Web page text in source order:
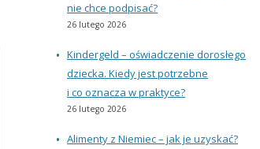
nie chce podpisać?
26 lutego 2026
Kindergeld – oświadczenie dorosłego
dziecka. Kiedy jest potrzebne
i co oznacza w praktyce?
26 lutego 2026
Alimenty z Niemiec – jak je uzyskać?